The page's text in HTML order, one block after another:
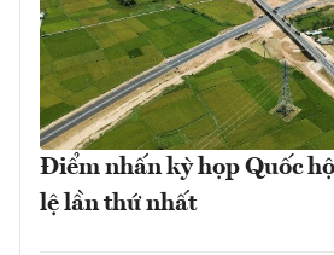
Điểm nhấn kỳ họp Quốc
lệ lần thứ nhất